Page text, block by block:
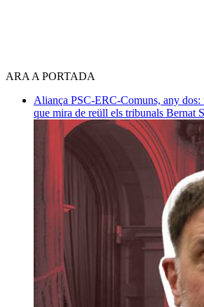
ARA A PORTADA
Aliança PSC-ERC-Comuns, any dos:
que mira de reüll els tribunals Bernat